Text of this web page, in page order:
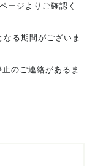
ージよりご確認く
る期間がございま
のご連絡があるま